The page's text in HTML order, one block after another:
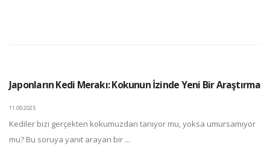
Japonların Kedi Merakı: Kokunun İzinde Yeni Bir Araştırma
11.09.2025
Kediler bizi gerçekten kokumuzdan tanıyor mu, yoksa umursamıyor
mu? Bu soruya yanıt arayan bir ...